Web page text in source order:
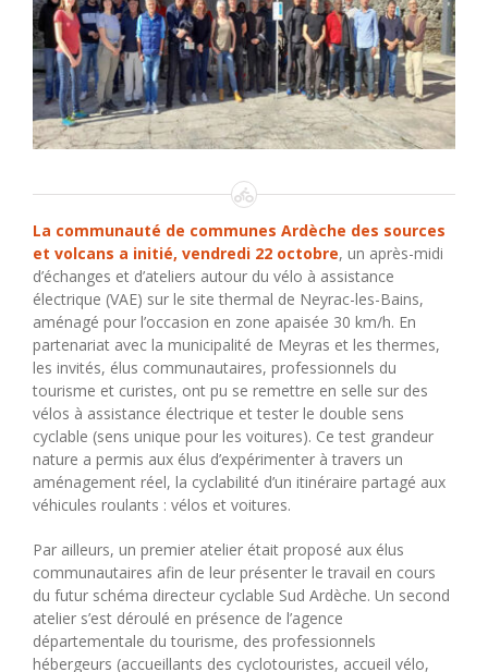
La communauté de communes Ardèche des sources
et volcans a initié, vendredi 22 octobre, un après-midi
d’échanges et d’ateliers autour du vélo à assistance
électrique (VAE) sur le site thermal de Neyrac-les-Bains,
aménagé pour l’occasion en zone apaisée 30 km/h. En
partenariat avec la municipalité de Meyras et les thermes,
les invités, élus communautaires, professionnels du
tourisme et curistes, ont pu se remettre en selle sur des
vélos à assistance électrique et tester le double sens
cyclable (sens unique pour les voitures). Ce test grandeur
nature a permis aux élus d’expérimenter à travers un
aménagement réel, la cyclabilité d’un itinéraire partagé aux
véhicules roulants : vélos et voitures.
Par ailleurs, un premier atelier était proposé aux élus
communautaires afin de leur présenter le travail en cours
du futur schéma directeur cyclable Sud Ardèche. Un second
atelier s’est déroulé en présence de l’agence
départementale du tourisme, des professionnels
hébergeurs (accueillants des cyclotouristes, accueil vélo,